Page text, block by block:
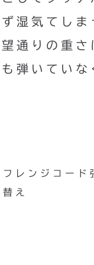
湿気てし
通りの重
弾いてい
フレンジコード
替え